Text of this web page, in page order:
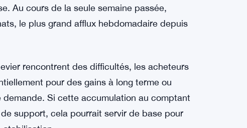
Au cours des 24 dernières heures, 205
seulement 1 990 $ de liquidations courtes.
L’activité sur le marché au comptant
2,55 millions de dollars d’achats au
Au cours de la seule semaine passée,